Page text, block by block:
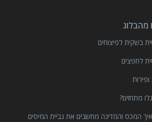
מהבלוג
בשקית לפיצוחים
לחפצים
מתחזים?
איך המכס והמדינה מחשבים את גביית המיסים